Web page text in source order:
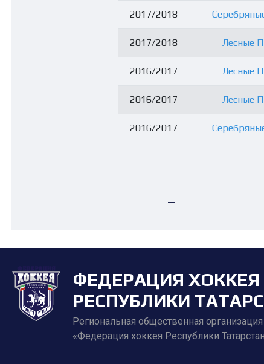
2017/2018
2017/2018 Лесные
2016/2017 Лесные
2016/2017 Лесные
2016/2017
—
ФЕДЕРАЦИЯ ХОККЕЯ
РЕСПУБЛИКИ
Региональная общественная организация
«Федерация хоккея Республики